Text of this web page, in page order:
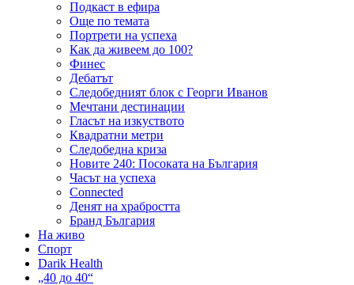
Подкаст в ефира
Още по темата
Портрети на успеха
Как да живеем до 100?
Финес
Дебатът
Следобедният блок с Георги Иванов
Мечтани дестинации
Гласът на изкуството
Квадратни метри
Следобедна криза
Новите 240: Посоката на България
Часът на успеха
Connected
Денят на храбростта
Бранд България
На живо
Спорт
Darik Health
„40 до 40“